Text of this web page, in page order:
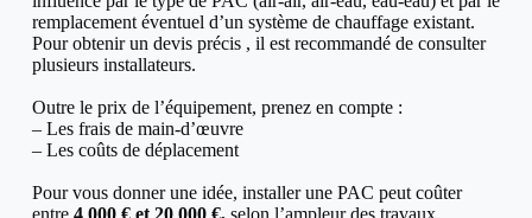
remplacement éventuel d’un système de chauffage existant.
Pour obtenir un devis précis , il est recommandé de consulter
plusieurs installateurs.
Outre le prix de l’équipement, prenez en compte :
– Les frais de main-d’œuvre
– Les coûts de déplacement
Pour vous donner une idée, installer une PAC peut coûter
entre 4 000 € et 20 000 €,selon l’ampleur des travaux.